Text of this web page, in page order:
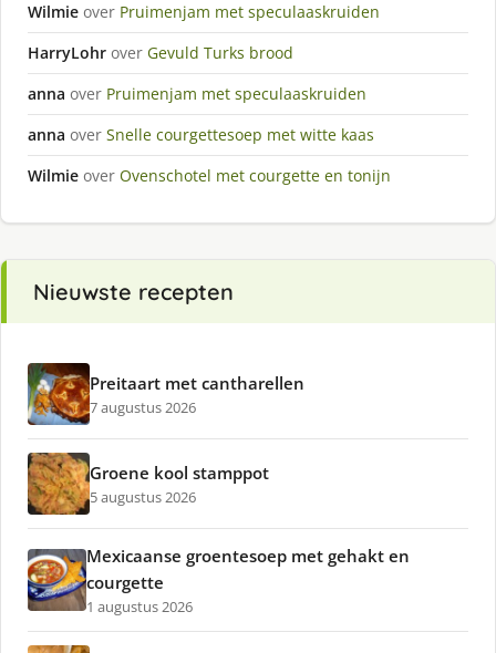
Wilmie over Pruimenjam met speculaaskruiden
HarryLohr over Gevuld Turks brood
anna over Pruimenjam met speculaaskruiden
anna over Snelle courgettesoep met witte kaas
Wilmie over Ovenschotel met courgette en tonijn
Nieuwste recepten
Preitaart met cantharellen
7 augustus 2026
Groene kool stamppot
5 augustus 2026
Mexicaanse groentesoep met gehakt en
courgette
1 augustus 2026